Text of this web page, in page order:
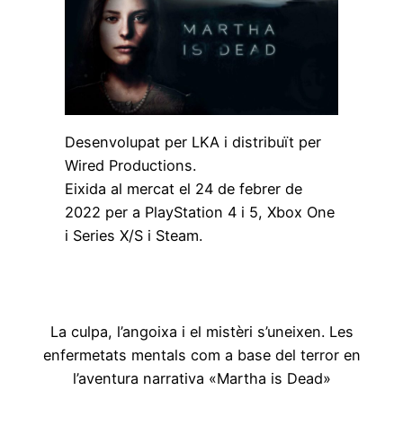
Desenvolupat per LKA i distribuït per
Wired Productions.
Eixida al mercat el 24 de febrer de
2022 per a PlayStation 4 i 5, Xbox One
i Series X/S i Steam.
La culpa, l’angoixa i el mistèri s’uneixen. Les
enfermetats mentals com a base del terror en
l’aventura narrativa «Martha is Dead»